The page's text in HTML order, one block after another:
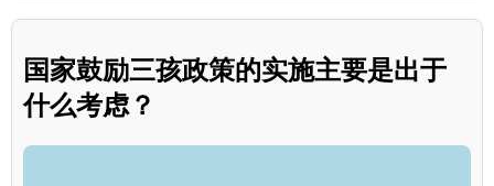
国家鼓励三孩政策的实施主要是出于
什么考虑？